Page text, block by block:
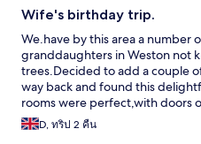
Wife's birthday trip.
We.have by this area a number
granddaughters in Weston not
trees.Decided to add a couple
way back and found this
rooms were perfect,with doors
lawned area.Breakfasts &
attention of the owner & her
D, ทริป 2 คืน